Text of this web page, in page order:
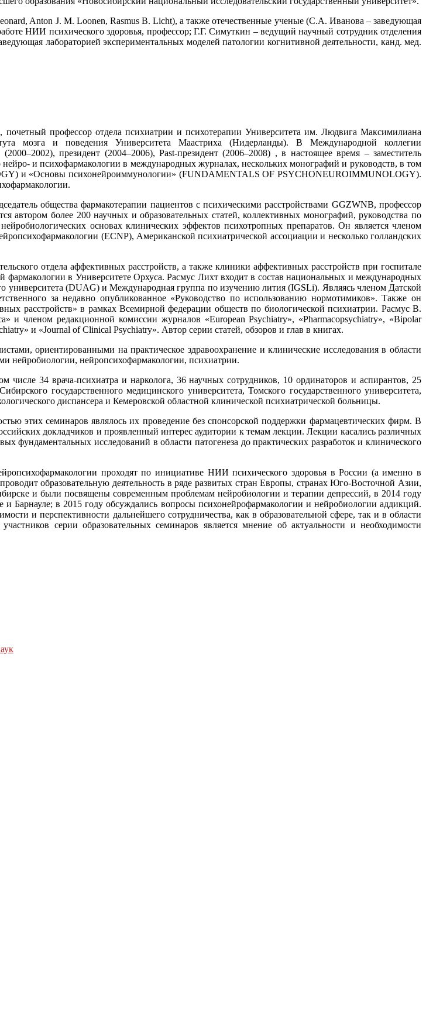
Anton J. M. Loonen, Rasmus B. Licht), а также отечественные ученые (С.А. Иванова – заведующая
НИИ психического здоровья, профессор; Г.Г. Симуткин – ведущий научный сотрудник отделения
лабораторией экспериментальных моделей патологии когнитивной деятельности, канд. мед.
профессор отдела психиатрии и психотерапии Университета им. Людвига Максимилиана
мозга и поведения Университета Маастриха (Нидерланды). В Международной коллегии
президент (2004–2006), Past-президент (2006–2008) , в настоящее время – заместитель
нейро- и психофармакологии в международных журналах, нескольких монографий и руководств, в том
и «Основы психонейроиммунологии» (FUNDAMENTALS OF PSYCHONEUROIMMUNOLOGY).
общества фармакотерапии пациентов с психическими расстройствами GGZWNB, профессор
автором более 200 научных и образовательных статей, коллективных монографий, руководства по
основах клинических эффектов психотропных препаратов. Он является членом
(ECNP), Американской психиатрической ассоциации и несколько голландских
отдела аффективных расстройств, а также клиники аффективных расстройств при госпитале
фармакологии в Университете Орхуса. Расмус Лихт входит в состав национальных и международных
университета (DUAG) и Международная группа по изучению лития (IGSLi). Являясь членом Датской
за недавно опубликованное «Руководство по использованию нормотимиков». Также он
расстройств» в рамках Всемирной федерации обществ по биологической психиатрии. Расмус В.
и членом редакционной комиссии журналов «European Psychiatry», «Pharmacopsychiatry», «Bipolar
и «Journal of Clinical Psychiatry». Автор серии статей, обзоров и глав в книгах.
ориентированными на практическое здравоохранение и клинические исследования в области
нейробиологии, нейропсихофармакологии, психиатрии.
числе 34 врача-психиатра и нарколога, 36 научных сотрудников, 10 ординаторов и аспирантов, 25
государственного медицинского университета, Томского государственного университета,
диспансера и Кемеровской областной клинической психиатрической больницы.
этих семинаров являлось их проведение без спонсорской поддержки фармацевтических фирм. В
докладчиков и проявленный интерес аудитории к темам лекции. Лекции касались различных
фундаментальных исследований в области патогенеза до практических разработок и клинического
проходят по инициативе НИИ психического здоровья в России (а именно в
образовательную деятельность в ряде развитых стран Европы, странах Юго-Восточной Азии,
и были посвящены современным проблемам нейробиологии и терапии депрессий, в 2014 году
в 2015 году обсуждались вопросы психонейрофармакологии и нейробиологии аддикций.
и перспективности дальнейшего сотрудничества, как в образовательной сфере, так и в области
серии образовательных семинаров является мнение об актуальности и необходимости